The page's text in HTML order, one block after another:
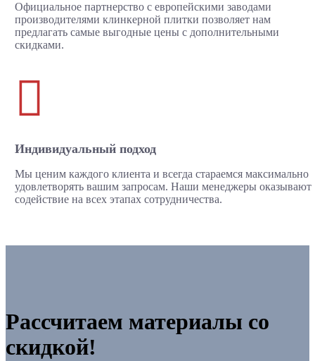
Официальное партнерство с европейскими заводами
производителями клинкерной плитки позволяет нам
предлагать самые выгодные цены с дополнительными
скидками.

Индивидуальный подход
Мы ценим каждого клиента и всегда стараемся максимально
удовлетворять вашим запросам. Наши менеджеры оказывают
содействие на всех этапах сотрудничества.
Рассчитаем материалы со
скидкой!